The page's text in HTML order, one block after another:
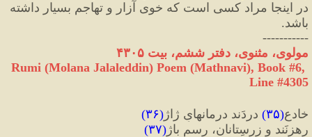
باشد.
-----------
مولوی، مثنوی، دفتر ششم، بیت ۴۳۰۵
Rumi (Molana Jalaleddin) Poem (Mathnavi), Book #6,
Line #4305
خادعِ(۳۵) دردَند درمانهایِ ژاژ (۳۶)
رهزنَند و زرسِتانان، رسمِ باژ (۳۷)